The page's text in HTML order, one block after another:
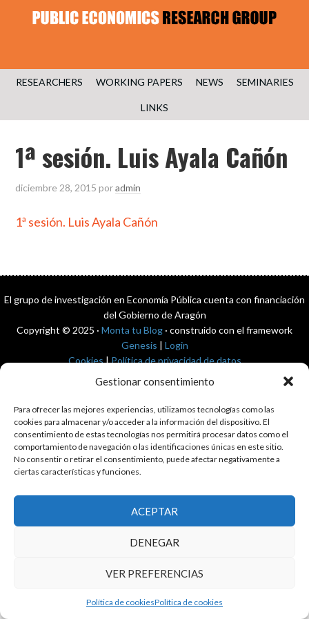
Gestionar consentimiento
Para ofrecer las mejores experiencias, utilizamos tecnologías como las
cookies para almacenar y/o acceder a la información del dispositivo. El
consentimiento de estas tecnologías nos permitirá procesar datos como el
comportamiento de navegación o las identificaciones únicas en este sitio.
No consentir o retirar el consentimiento, puede afectar negativamente a
ciertas características y funciones.
ACEPTAR
DENEGAR
VER PREFERENCIAS
Política de cookiesPolítica de cookies
RESEARCHERS WORKING PAPERS NEWS SEMINARIES
LINKS
1ª sesión. Luis Ayala Cañón
diciembre 28, 2015 poradmin
1ª sesión. Luis Ayala Cañón
El grupo de investigación en Economía Pública cuenta con financiación
del Gobierno de Aragón
Copyright © 2025 · Monta tu Blog · construido con el framework
Genesis | Login
Cookies|Política de privacidad de datos
Tema para economía pública
Genesis Framework